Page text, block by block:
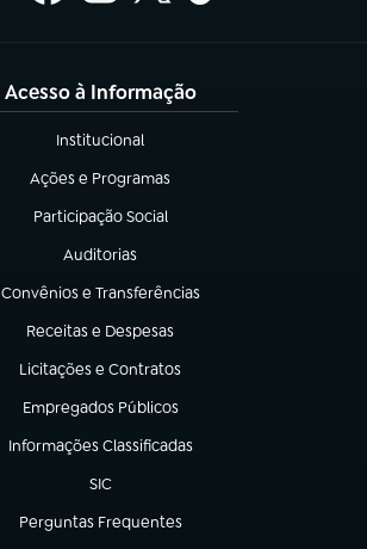
Acesso à Informação
Institucional
(abre em nova aba)
Ações e Programas
(abre em nova aba)
Participação Social
(abre em nova aba)
Auditorias
(abre em nova aba)
Convênios e Transferências
(abre em nova aba)
Receitas e Despesas
(abre em nova aba)
Licitações e Contratos
(abre em nova aba)
Empregados Públicos
(abre em nova aba)
Informações Classificadas
(abre em nova aba)
SIC
(abre em nova aba)
Perguntas Frequentes
(abre em nova aba)